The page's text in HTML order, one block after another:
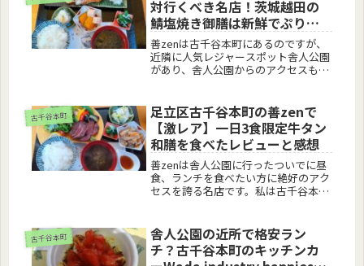
和...
対行くべき名店！茨城越田の
鯖塩焼き御膳は新鮮でぷりぷ
りだったレビューと感想
善zenは古千谷本町にあるのですが、
近隣に人気レジャースポット舎人公園
があり、舎人公園からのアクセスも良
酒、新鮮な肉、魚や野菜で人気を博す
居酒屋ですが、昼のランチタイムは
地...
古千谷本町
足立区古千谷本町の善zenで
【激レア】一日3食限定牛タン
和膳を食べたレビューと感想
善zenは舎人公園に行ったついでに昼
食、ランチを食べたい方に絶好のアク
セスを誇る名店です。私は古千谷本町
くわかります。「善 舎人」というワ
ードで検索されることも多いようで
す...
古千谷本町
舎人公園の近所で格安ラン
チ？古千谷本町のキッチンカ